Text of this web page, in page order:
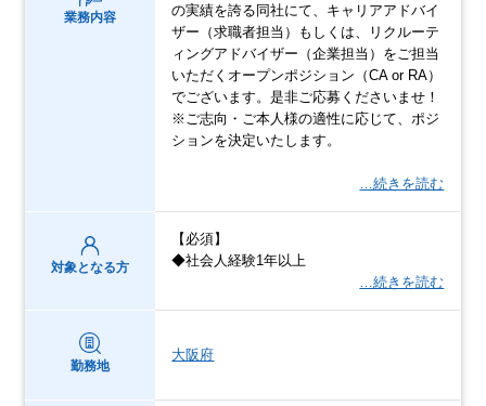
業務内容
の実績を誇る同社にて、キャリアアドバイ
ザー（求職者担当）もしくは、リクルーテ
ィングアドバイザー（企業担当）をご担当
いただくオープンポジション（CA or RA）
でございます。是非ご応募くださいませ！
※ご志向・ご本人様の適性に応じて、ポジ
ションを決定いたします。
…続きを読む
対象となる方
【必須】
◆社会人経験1年以上
…続きを読む
勤務地
大阪府